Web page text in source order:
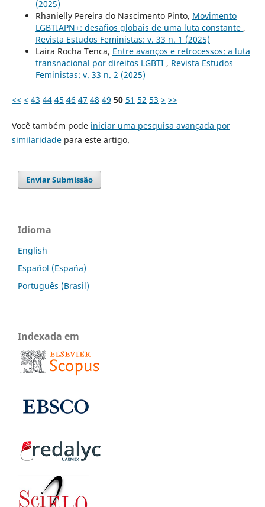
(2025)
Rhanielly Pereira do Nascimento Pinto, Movimento
LGBTIAPN+: desafios globais de uma luta constante ,
Revista Estudos Feministas: v. 33 n. 1 (2025)
Laira Rocha Tenca, Entre avanços e retrocessos: a luta
transnacional por direitos LGBTI , Revista Estudos
Feministas: v. 33 n. 2 (2025)
<< < 43 44 45 46 47 48 49 50 51 52 53 > >>
Você também pode iniciar uma pesquisa avançada por
similaridadepara este artigo.
Enviar Submissão
Idioma
English
Español (España)
Português (Brasil)
Indexada em